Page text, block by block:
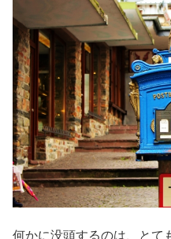
何かに没頭するのは、とて